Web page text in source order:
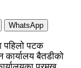
WhatsApp
पहिलो पटक
कार्यालय बैतडीको